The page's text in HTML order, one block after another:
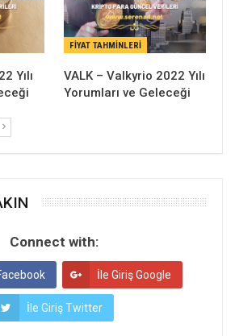
Yılı
FIYAT TAHMINLERI
VALK – Valkyrio 2022 Yılı
Yorumları ve Geleceği
Connect with:
İle Giriş Google
İle Giriş Twitter